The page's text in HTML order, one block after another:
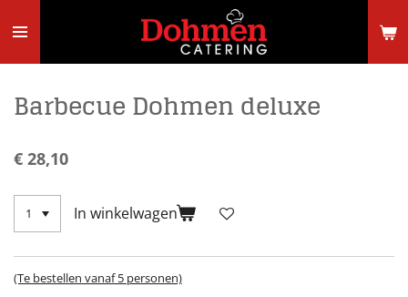
direct
Barbecue Dohmen deluxe
€ 28,10
In winkelwagen
(Te bestellen vanaf 5 personen)